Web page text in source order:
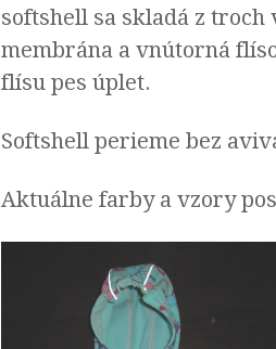
softshell sa skladá z
membrána a vnútorná
flísu pes úplet.
Softshell perieme bez
Aktuálne farby a vzory